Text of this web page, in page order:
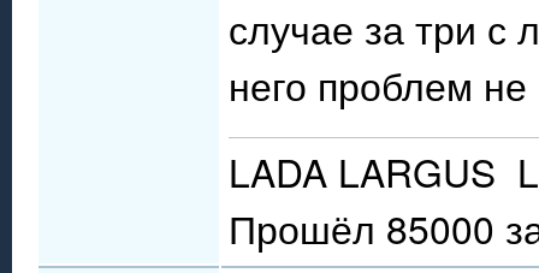
случае за три с
него проблем
LADA LARGUS
Прошёл 85000